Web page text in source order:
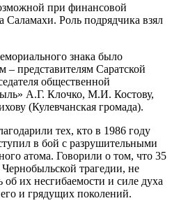
при финансовой
Саламахи. Роль подрядчика взял
знака было
– представителям Саратской
общественной
А.Г. Клочко, М.И. Костову,
(Кулевчанская громада).
тех, кто в 1986 году
в бой с разрушительными
атома. Говорили о том, что 35
трагедии, не
их несгибаемости и силе духа
и грядущих поколений.